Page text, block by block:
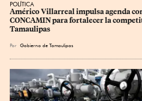
POLÍTICA
Américo Villarreal impulsa agenda
CONCAMIN para fortalecer la
Tamaulipas
Por Gobierno de Tamaulipas